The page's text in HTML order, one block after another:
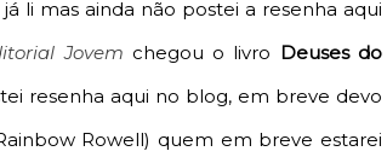
já li mas ainda não postei a resenha aqui
Jovem chegou o livro Deuses do
resenha aqui no blog, em breve devo
Rowell) quem em breve estarei